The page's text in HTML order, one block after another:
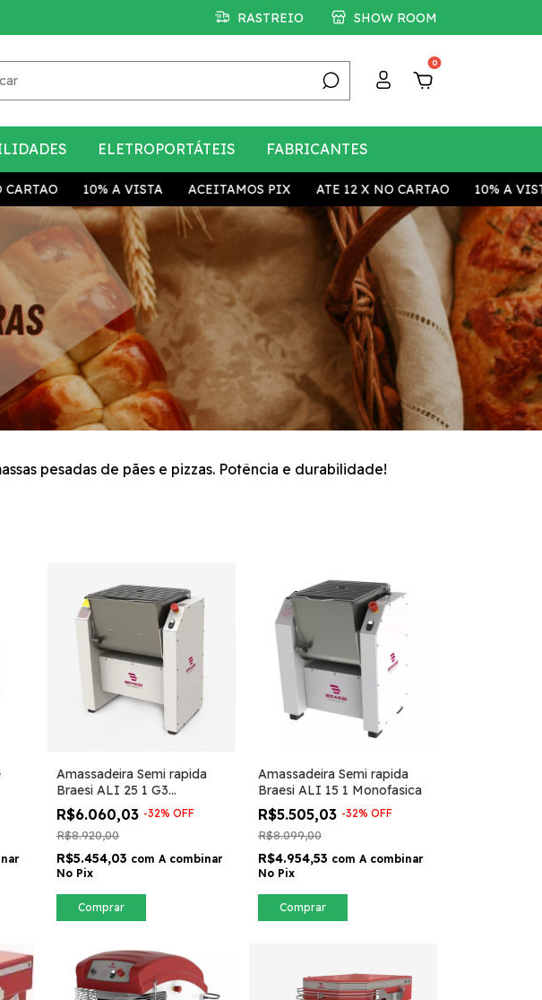
RASTREIO SHOW ROOM
0
ELETROPORTÁTEIS FABRICANTES
A VISTA ACEITAMOS PIX ATE 12 X NO CARTAO 10% A VISTA
pesadas de pães e pizzas. Potência e durabilidade!
Amassadeira Semi rapida
Braesi ALI 25 1 G3
Monofasica
R$6.060,03 -32% OFF
R$8.920,00
R$5.454,03 com A combinar
No Pix
Comprar
Amassadeira Semi rapida
Braesi ALI 15 1 Monofasica
R$5.505,03 -32% OFF
R$8.099,00
R$4.954,53 com A combinar
No Pix
Comprar